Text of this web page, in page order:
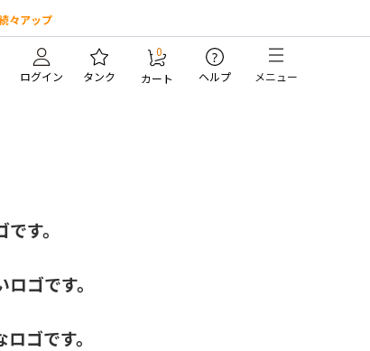
々アップ
ログイン タンク
0
カート
?
ヘルプ メニュー
す。
ゴです。
ゴです。